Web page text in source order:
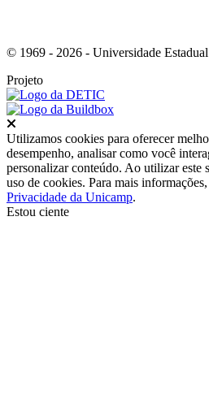
© 1969 - 2026 - Universidade
Projeto
Utilizamos cookies para oferecer
desempenho, analisar como você
personalizar conteúdo. Ao utilizar este
uso de cookies. Para mais
Privacidade da Unicamp.
Estou ciente